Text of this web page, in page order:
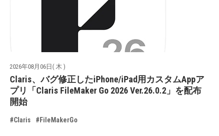
2026年08月06日( 木 )
Claris、バグ修正したiPhone/iPad用カスタムAppア
プリ「Claris FileMaker Go 2026 Ver.26.0.2」を配布
開始
#Claris #FileMakerGo